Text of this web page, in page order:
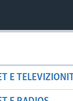
E TELEVIZIONIT